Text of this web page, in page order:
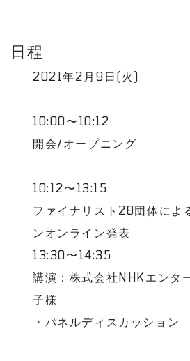
日程
2021年2月9日(火)
10:00〜10:12
開会/オープニング
10:12〜13:15
ファイナリスト28団体によ
ンオンライン発表
13:30〜14:35
講演：株式会社NHKエン
子様
・パネルディスカッション